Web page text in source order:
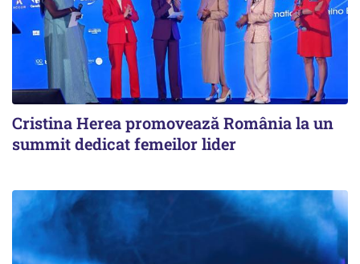
Cristina Herea promovează România la un
summit dedicat femeilor lider